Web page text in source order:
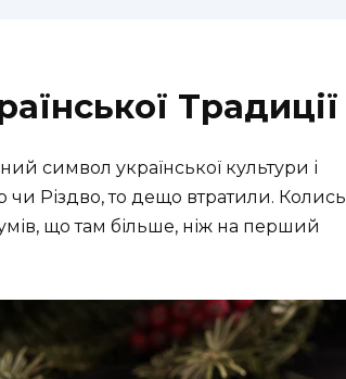
Традиції
символ української культури і
чи Різдво, то дещо втратили. Колись
що там більше, ніж на перший